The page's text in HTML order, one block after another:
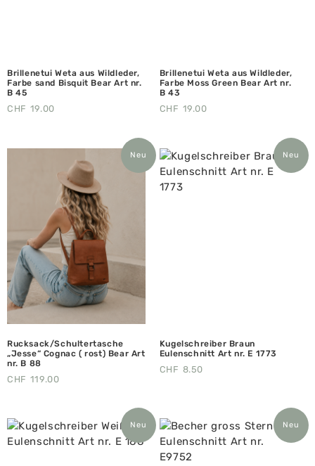
Brillenetui Weta aus Wildleder,
Farbe sand Bisquit Bear Art nr.
B 45
CHF 19.00
Brillenetui Weta aus Wildleder,
Farbe Moss Green Bear Art nr.
B 43
CHF 19.00
Neu
Rucksack/Schultertasche
„Jesse“ Cognac ( rost) Bear Art
nr. B 88
CHF 119.00
Neu
Kugelschreiber Braun
Eulenschnitt Art nr. E 1773
CHF 8.50
Neu Neu